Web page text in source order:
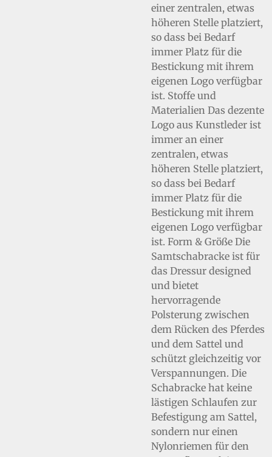
einer zentralen, etwas
höheren Stelle platziert,
so dass bei Bedarf
immer Platz für die
Bestickung mit ihrem
eigenen Logo verfügbar
ist. Stoffe und
Materialien Das dezente
Logo aus Kunstleder ist
immer an einer
zentralen, etwas
höheren Stelle platziert,
so dass bei Bedarf
immer Platz für die
Bestickung mit ihrem
eigenen Logo verfügbar
ist. Form & Größe Die
Samtschabracke ist für
das Dressur designed
und bietet
hervorragende
Polsterung zwischen
dem Rücken des Pferdes
und dem Sattel und
schützt gleichzeitig vor
Verspannungen. Die
Schabracke hat keine
lästigen Schlaufen zur
Befestigung am Sattel,
sondern nur einen
Nylonriemen für den